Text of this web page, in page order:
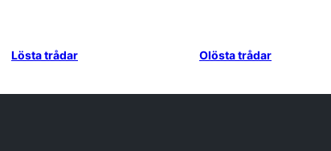
Lösta trådar Olösta trådar